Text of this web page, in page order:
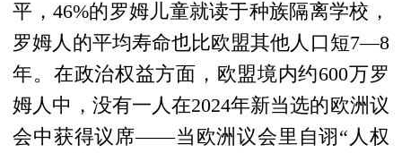
平，46%的罗姆儿童就读于种族隔离学校，
罗姆人的平均寿命也比欧盟其他人口短7—8
年。在政治权益方面，欧盟境内约600万罗
姆人中，没有一人在2024年新当选的欧洲议
会中获得议席——当欧洲议会里自诩“人权